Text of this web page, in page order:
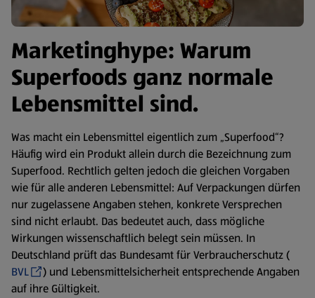
Marketinghype: Warum
Superfoods ganz normale
Lebensmittel sind.
Was macht ein Lebensmittel eigentlich zum „Superfood“?
Häufig wird ein Produkt allein durch die Bezeichnung zum
Superfood. Rechtlich gelten jedoch die gleichen Vorgaben
wie für alle anderen Lebensmittel: Auf Verpackungen dürfen
nur zugelassene Angaben stehen, konkrete Versprechen
sind nicht erlaubt. Das bedeutet auch, dass mögliche
Wirkungen wissenschaftlich belegt sein müssen. In
Deutschland prüft das Bundesamt für Verbraucherschutz (
BVL
) und Lebensmittelsicherheit entsprechende Angaben
auf ihre Gültigkeit.